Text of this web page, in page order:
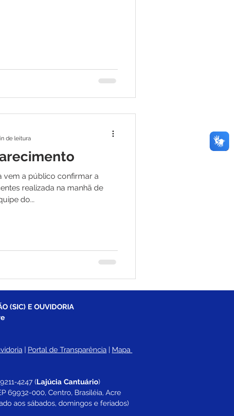
vem a público confirmar a
realizada na manhã de
do...
de leitura
(SIC) E OUVIDORIA
| Portal de Transparência | Mapa
4247 (Lajúcia Cantuário)
69932-000, Centro, Brasiléia, Acre
aos sábados, domingos e feriados)